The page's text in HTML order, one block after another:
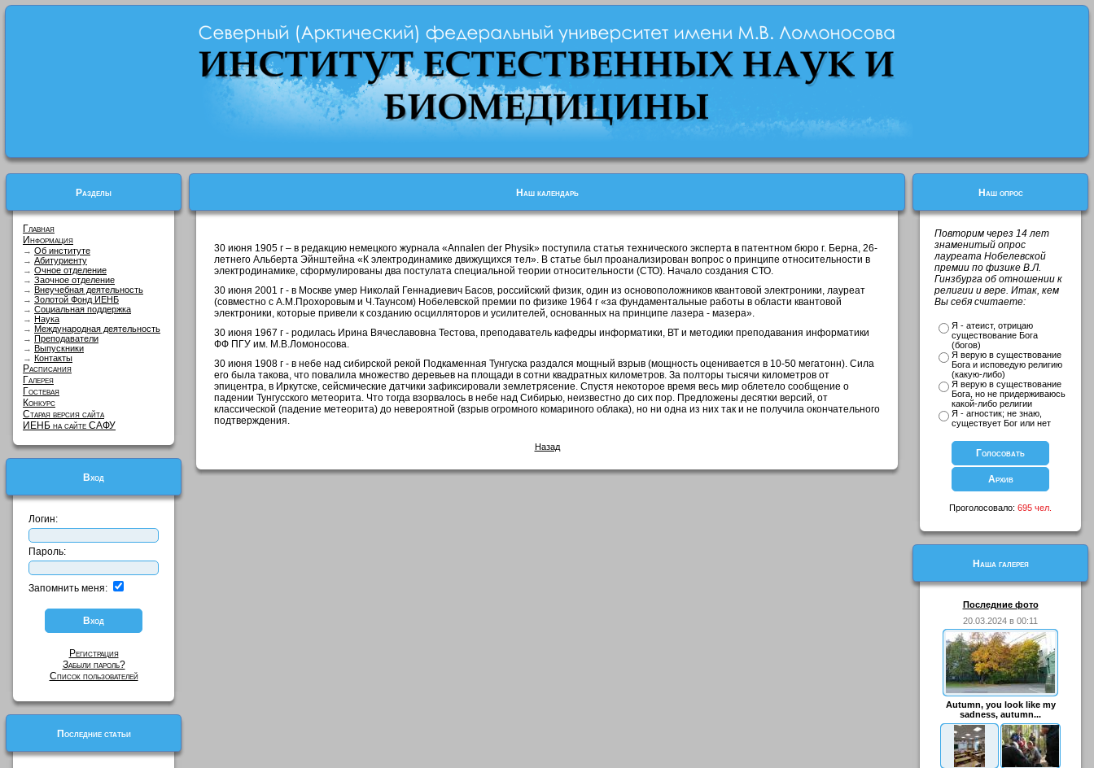
Разделы
Главная
Информация
→ Об институте
→ Абитуриенту
→ Очное отделение
→ Заочное отделение
→ Внеучебная деятельность
→ Золотой Фонд ИЕНБ
→ Социальная поддержка
→ Наука
→ Международная деятельность
→ Преподаватели
→ Выпускники
→ Контакты
Расписания
Галерея
Гостевая
Конкурс
Старая версия сайта
ИЕНБ на сайте САФУ
Вход
Логин:
Пароль:
Запомнить меня:
Регистрация
Забыли пароль?
Список пользователей
Последние статьи
Наш календарь
30 июня 1905 г – в редакцию немецкого журнала «Annalen der Physik» поступила статья технического эксперта в патентном бюро г. Берна, 26-
летнего Альберта Эйнштейна «К электродинамике движущихся тел». В статье был проанализирован вопрос о принципе относительности в
электродинамике, сформулированы два постулата специальной теории относительности (СТО). Начало создания СТО.
30 июня 2001 г - в Москве умер Николай Геннадиевич Басов, российский физик, один из основоположников квантовой электроники, лауреат
(совместно с А.М.Прохоровым и Ч.Таунсом) Нобелевской премии по физике 1964 г «за фундаментальные работы в области квантовой
электроники, которые привели к созданию осцилляторов и усилителей, основанных на принципе лазера - мазера».
30 июня 1967 г - родилась Ирина Вячеславовна Тестова, преподаватель кафедры информатики, ВТ и методики преподавания информатики
ФФ ПГУ им. М.В.Ломоносова.
30 июня 1908 г - в небе над сибирской рекой Подкаменная Тунгуска раздался мощный взрыв (мощность оценивается в 10-50 мегатонн). Сила
его была такова, что повалила множество деревьев на площади в сотни квадратных километров. За полторы тысячи километров от
эпицентра, в Иркутске, сейсмические датчики зафиксировали землетрясение. Спустя некоторое время весь мир облетело сообщение о
падении Тунгусского метеорита. Что тогда взорвалось в небе над Сибирью, неизвестно до сих пор. Предложены десятки версий, от
классической (падение метеорита) до невероятной (взрыв огромного комариного облака), но ни одна из них так и не получила окончательного
подтверждения.
Назад
Наш опрос
Повторим через 14 лет
знаменитый опрос
лауреата Нобелевской
премии по физике В.Л.
Гинзбурга об отношении к
религии и вере. Итак, кем
Вы себя считаете:
Я - атеист, отрицаю
существование Бога
(богов)
Я верую в существование
Бога и исповедую религию
(какую-либо)
Я верую в существование
Бога, но не придерживаюсь
какой-либо религии
Я - агностик; не знаю,
существует Бог или нет
Проголосовало: 695 чел.
Наша галерея
Последние фото
20.03.2024 в 00:11
Autumn, you look like my
sadness, autumn...